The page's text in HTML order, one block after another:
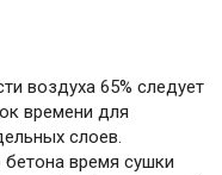
воздуха 65% следует
времени для
слоев.
время сушки